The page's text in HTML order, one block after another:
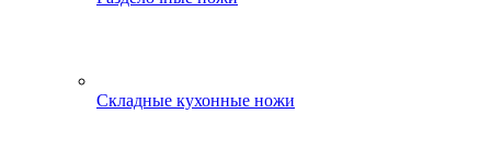
Складные кухонные ножи